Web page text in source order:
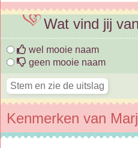
Wat vind jij
wel mooie naam
geen mooie naam
Kenmerken van